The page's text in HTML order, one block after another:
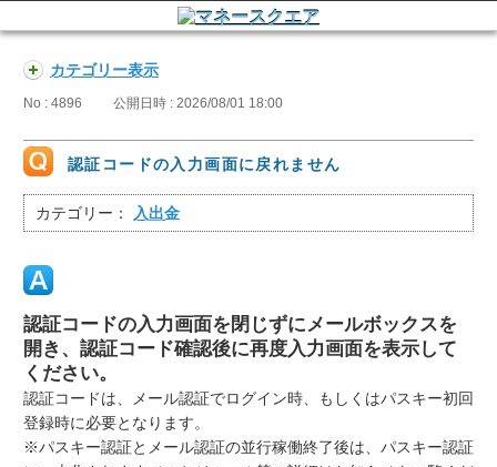
カテゴリー表示
No : 4896 公開日時 : 2026/08/01 18:00
認証コードの入力画面に戻れません
カテゴリー： 入出金
認証コードの入力画面を閉じずにメールボックスを
開き、認証コード確認後に再度入力画面を表示して
ください。
認証コードは、メール認証でログイン時、もしくはパスキー初回
登録時に必要となります。
※パスキー認証とメール認証の並行稼働終了後は、パスキー認証